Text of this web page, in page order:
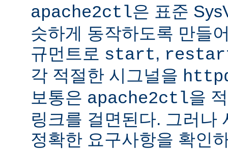
apache2ctl은 표준
슷하게 동작하도록 만들
규먼트로 start,
각 적절한 시그널을
보통은 apache2ctl을
링크를 걸면된다. 그러나
정확한 요구사항을 확인